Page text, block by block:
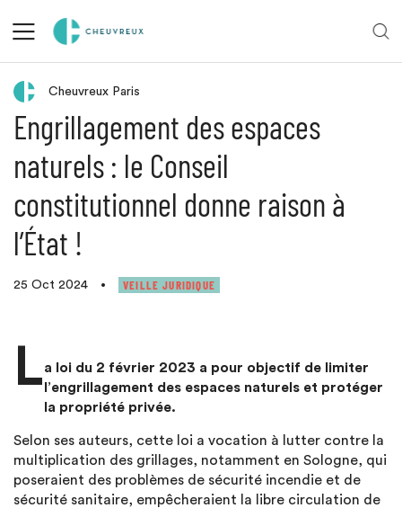
Retour aux actualités
Cheuvreux Paris
Engrillagement des espaces
naturels : le Conseil
constitutionnel donne raison à
l’État !
25 Oct 2024 • VEILLE JURIDIQUE
La loi du 2 février 2023 a pour objectif de limiter
l’engrillagement des espaces naturels et protéger
la propriété privée.
Selon ses auteurs, cette loi a vocation à lutter contre la
multiplication des grillages, notamment en Sologne, qui
poseraient des problèmes de sécurité incendie et de
sécurité sanitaire, empêcheraient la libre circulation de